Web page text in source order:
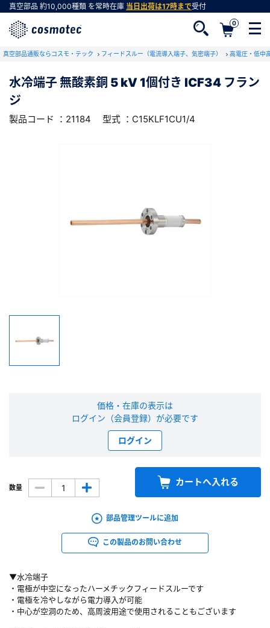
真空部品 約10,000種類 を常時在庫 当日出荷は17時まで受付
0
真空部品通販ならコスモ・テック フィードスルー（電流導入端子、気密端子） 高電圧・低中
水冷端子 無酸素銅 5 kV 1個付き ICF34 フラン
ジ
製品コード ：21184 型式 ：C15KLF1CU1/4
▼水冷端子
・電極が中空になったハーメチックフィードスルーです
・電極を冷やしながら電力導入が可能
・中心が空洞のため、高周波用途で使用されることもございます
価格・在庫の表示は
ログイン（会員登録）が必要です
ログイン
数量 カートへ入れる
部品管理ツールに追加
この製品のお問い合わせ
RoHS2適合報告書のダウンロード
下記製品のRoHS2適合報告書のダウンロードをします。
型式 ：C15KLF1CU1/4 製品コード ：21184
ダウンロードする
会員登録をすれば、便利な機能がご利用いただけ
ログイン
お問い合わせページ